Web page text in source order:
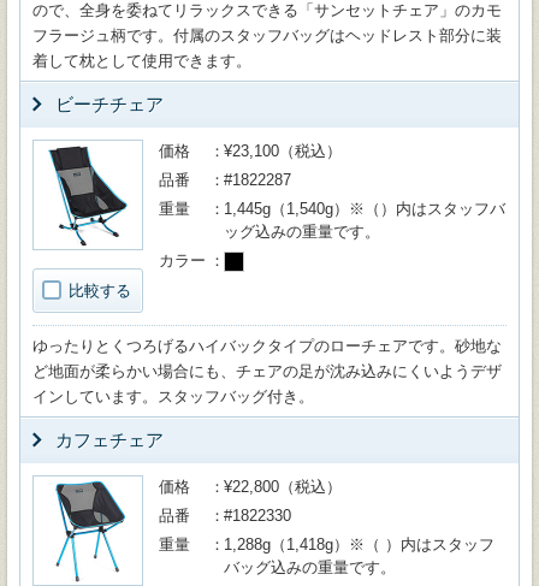
ので、全身を委ねてリラックスできる「サンセットチェア」のカモ
フラージュ柄です。付属のスタッフバッグはヘッドレスト部分に装
着して枕として使用できます。
ビーチチェア
比較する
価格
¥23,100（税込）
品番
#1822287
重量
1,445g（1,540g）※（）内はスタッフバ
ッグ込みの重量です。
カラー
ゆったりとくつろげるハイバックタイプのローチェアです。砂地な
ど地面が柔らかい場合にも、チェアの足が沈み込みにくいようデザ
インしています。スタッフバッグ付き。
カフェチェア
価格
¥22,800（税込）
品番
#1822330
重量
1,288g（1,418g）※（ ）内はスタッフ
バッグ込みの重量です。